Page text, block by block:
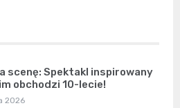
scenę: Spektakl inspirowany
obchodzi 10-lecie!
2026